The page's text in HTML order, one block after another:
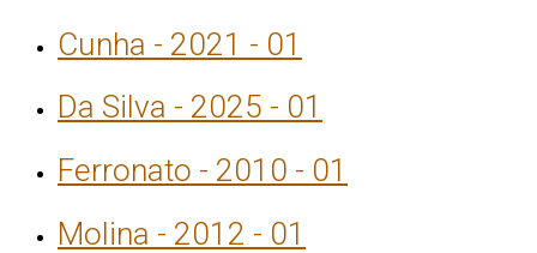
Cunha - 2021 - 01
Da Silva - 2025 - 01
Ferronato - 2010 - 01
Molina - 2012 - 01